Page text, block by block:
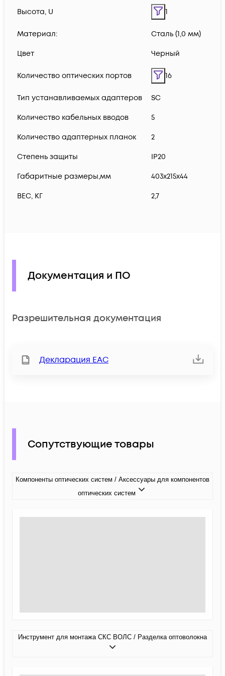
Высота, U 1
Материал: Сталь (1,0 мм)
Цвет Черный
Количество оптических портов 16
Тип устанавливаемых адаптеров SC
Количество кабельных вводов 5
Количество адаптерных планок 2
Степень защиты IP20
Габаритные размеры,мм 403x215x44
ВЕС, КГ 2,7
Документация и ПО
Разрешительная документация
Декларация ЕАС
Сопутствующие товары
Компоненты оптических систем / Аксессуары для компонентов
оптических систем
Инструмент для монтажа СКС ВОЛС / Разделка оптоволокна